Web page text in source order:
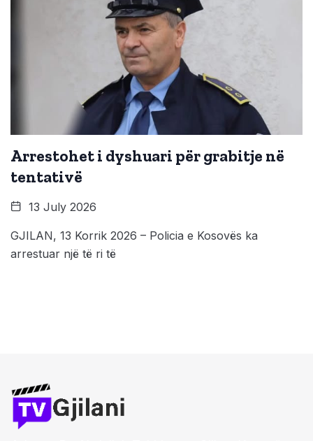
Arrestohet i dyshuari për grabitje në
tentativë
13 July 2026
GJILAN, 13 Korrik 2026 – Policia e Kosovës ka
arrestuar një të ri të